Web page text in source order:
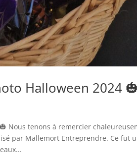
Halloween 2024 🎃
Nous tenons à remercier
par Mallemort Entreprendre. Ce fut